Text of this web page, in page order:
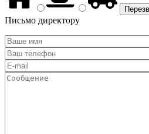
Письмо директору